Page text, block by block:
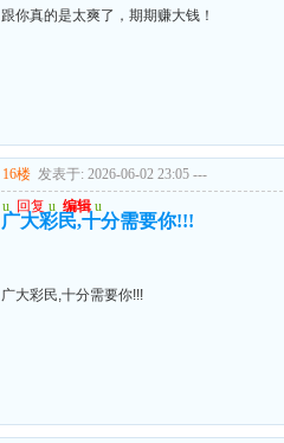
跟你真的是太爽了，期期赚大钱！
16楼 发表于: 2026-06-02 23:05 ---
u 回复 u 编辑 u
广大彩民,十分需要你!!!
广大彩民,十分需要你!!!